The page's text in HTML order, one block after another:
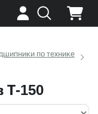
по технике
Т-150